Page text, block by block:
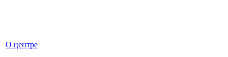
О центре